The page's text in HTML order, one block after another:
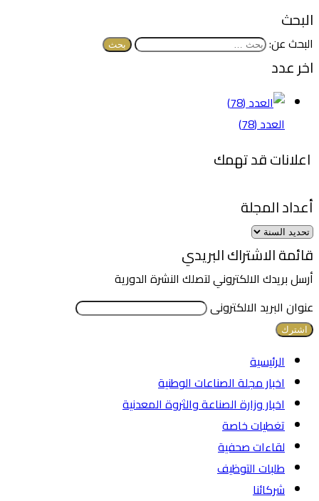
البحث
البحث عن:
اخر عدد
العدد (78)
اعلانات قد تهمك
أعداد المجلة
قائمة الاشتراك البريدي
أرسل بريدك الالكتروني لتصلك النشرة الدورية
عنوان البريد الالكترونى
الرئيسية
اخبار مجلة الصناعات الوطنية
اخبار وزارة الصناعة والثروة المعدنية
تغطيات خاصة
لقاءات صحفية
طلبات التوظيف
شركائنا